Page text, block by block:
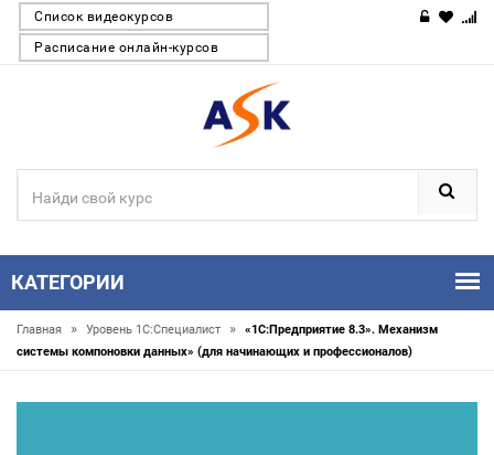
Список видеокурсов
Расписание онлайн-курсов
КАТЕГОРИИ
Главная » Уровень 1С:Специалист »
«1С:Предприятие 8.3». Механизм
системы компоновки данных» (для начинающих и профессионалов)